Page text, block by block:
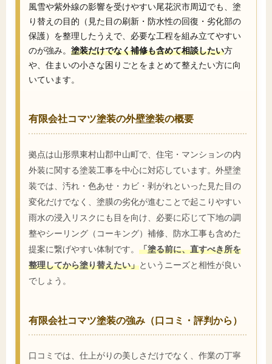
風雪や紫外線の影響を受けやすい尾花沢市周辺でも、塗
り替えの目的（見た目の刷新・防水性の回復・劣化部の
保護）を整理したうえで、必要な工程を組み立てやすい
のが強み。 塗装だけでなく補修も含めて相談したい方
や、住まいの小さな困りごとをまとめて整えたい方に向
いています。
有限会社コマツ塗装の外壁塗装の概要
拠点は山形県東村山郡中山町で、住宅・マンションの内
外装に関する塗装工事を中心に対応しています。外壁塗
装では、汚れ・色あせ・カビ・剥がれといった見た目の
変化だけでなく、塗膜の劣化が進むことで起こりやすい
雨水の浸入リスクにも目を向け、必要に応じて下地の調
整やシーリング（コーキング）補修、防水工事も含めた
提案に繋げやすい体制です。 「塗る前に、直すべき所を
整理してから塗り替えたい」というニーズと相性が良い
でしょう。
有限会社コマツ塗装の強み（口コミ・評判から）
口コミでは、仕上がりの美しさだけでなく、作業の丁寧